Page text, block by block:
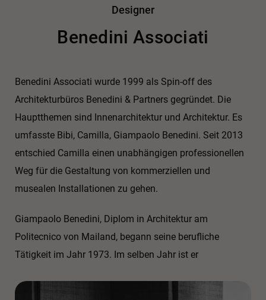
Designer
Benedini Associati
Benedini Associati wurde 1999 als Spin-off des
Architekturbüros Benedini & Partners gegründet. Die
Hauptthemen sind Innenarchitektur und Architektur. Es
umfasste Bibi, Camilla, Giampaolo Benedini. Seit 2013
entschied Camilla einen unabhängigen professionellen
Weg für die Gestaltung von kommerziellen und
musealen Installationen zu gehen.
Giampaolo Benedini, Diplom in Architektur am
Politecnico von Mailand, begann seine berufliche
Tätigkeit im Jahr 1973. Im selben Jahr ist er
2000 Art Director ist. Bis auf wenige Ausnahmen sind